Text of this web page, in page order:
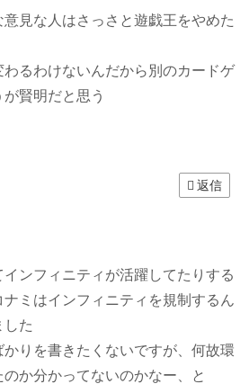
見な人はさっさと遊戯王をやめた
るわけないんだから別のカードゲ
賢明だと思う
返信
ンフィニティが活躍してたりする
ナミはインフィニティを規制するん
した
りを書きたくないですが、何故環
か分かってないのかなー、と